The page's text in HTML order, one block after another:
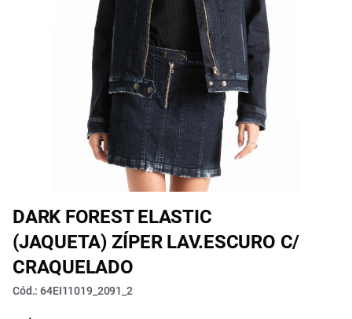
DARK FOREST ELASTIC
(JAQUETA) ZÍPER LAV.ESCURO C/
CRAQUELADO
Cód.: 64EI11019_2091_2